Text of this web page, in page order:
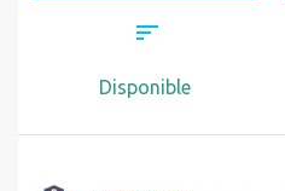
Disponible